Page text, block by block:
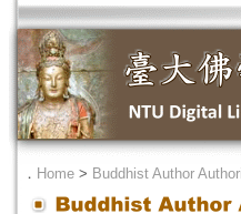
． Home > Buddhist Author